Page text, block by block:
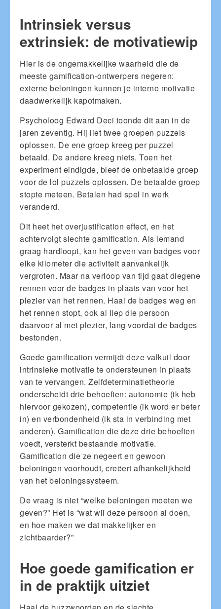
Intrinsiek versus
extrinsiek: de motivatiewip
Hier is de ongemakkelijke waarheid die de
meeste gamification-ontwerpers negeren:
externe beloningen kunnen je interne motivatie
daadwerkelijk kapotmaken.
Psycholoog Edward Deci toonde dit aan in de
jaren zeventig. Hij liet twee groepen puzzels
oplossen. De ene groep kreeg per puzzel
betaald. De andere kreeg niets. Toen het
experiment eindigde, bleef de onbetaalde groep
voor de lol puzzels oplossen. De betaalde groep
stopte meteen. Betalen had spel in werk
veranderd.
Dit heet het overjustification effect, en het
achtervolgt slechte gamification. Als iemand
graag hardloopt, kan het geven van badges voor
elke kilometer die activiteit aanvankelijk
vergroten. Maar na verloop van tijd gaat diegene
rennen voor de badges in plaats van voor het
plezier van het rennen. Haal de badges weg en
het rennen stopt, ook al liep die persoon
daarvoor al met plezier, lang voordat de badges
bestonden.
Goede gamification vermijdt deze valkuil door
intrinsieke motivatie te ondersteunen in plaats
van te vervangen. Zelfdeterminatietheorie
onderscheidt drie behoeften: autonomie (ik heb
hiervoor gekozen), competentie (ik word er beter
in) en verbondenheid (ik sta in verbinding met
anderen). Gamification die deze drie behoeften
voedt, versterkt bestaande motivatie.
Gamification die ze negeert en gewoon
beloningen voorhoudt, creëert afhankelijkheid
van het beloningssysteem.
De vraag is niet “welke beloningen moeten we
geven?” Het is “wat wil deze persoon al doen,
en hoe maken we dat makkelijker en
zichtbaarder?”
Hoe goede gamification er
in de praktijk uitziet